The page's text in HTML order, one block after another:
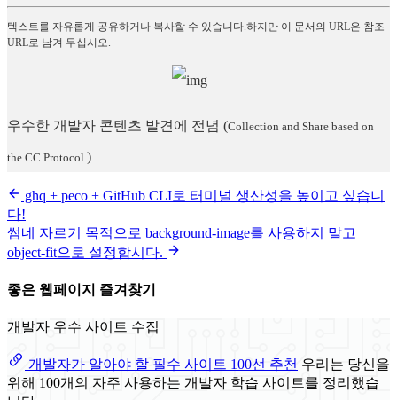
텍스트를 자유롭게 공유하거나 복사할 수 있습니다.하지만 이 문서의 URL은 참조
URL로 남겨 두십시오.
우수한 개발자 콘텐츠 발견에 전념 (Collection and Share based on
the CC Protocol. )
ghq + peco + GitHub CLI로 터미널 생산성을 높이고 싶습니
다!
썸네 자르기 목적으로 background-image를 사용하지 말고
object-fit으로 설정합시다.
좋은 웹페이지 즐겨찾기
개발자 우수 사이트 수집
개발자가 알아야 할 필수 사이트 100선 추천 우리는 당신을
위해 100개의 자주 사용하는 개발자 학습 사이트를 정리했습